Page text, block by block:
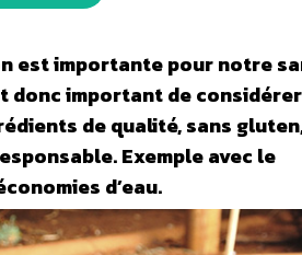
est importante pour notre
donc important de
de qualité, sans
Exemple avec le
d’eau.